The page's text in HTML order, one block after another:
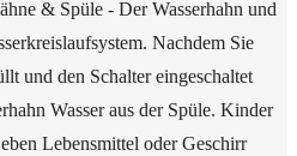
& Spüle - Der Wasserhahn und
Nachdem Sie
und den Schalter eingeschaltet
Wasser aus der Spüle. Kinder
Lebensmittel oder Geschirr